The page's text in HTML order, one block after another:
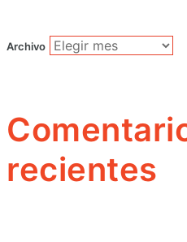
Archivo
recientes